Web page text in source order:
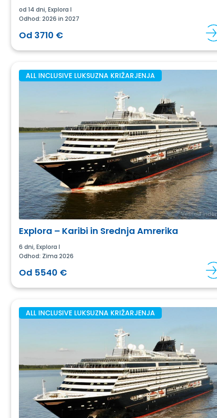
od 14 dni, Explora I
Odhod: 2026 in 2027
Od 3710 €
ALL INCLUSIVE LUKSUZNA KRIŽARJENJA
Explora – Karibi in Srednja Amrerika
6 dni, Explora I
Odhod: Zima 2026
Od 5540 €
ALL INCLUSIVE LUKSUZNA KRIŽARJENJA